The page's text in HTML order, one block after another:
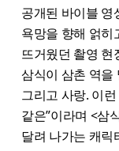
공개된 바이블 영
욕망을 향해 얽히
뜨거웠던 촬영 현
삼식이 삼촌 역을
그리고 사랑. 이
같은”이라며 <삼
달려 나가는 캐릭